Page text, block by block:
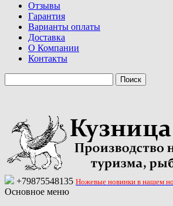
Отзывы
Гарантия
Варианты оплаты
Доставка
О Компании
Контакты
+79875548135 Ножевые новинки в нашем
Основное меню